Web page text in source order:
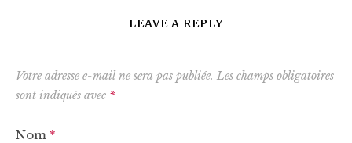
LEAVE A REPLY
Votre adresse e-mail ne sera pas publiée. Les champs obligatoires
sont indiqués avec *
Nom *